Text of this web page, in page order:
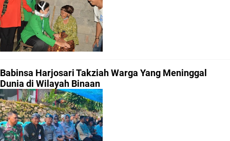
Babinsa Harjosari Takziah Warga Yang Meninggal
Dunia di Wilayah Binaan